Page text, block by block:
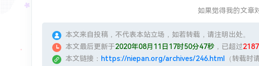
如果觉得我的文章
本文来自投稿，不代表本站立场，如若转载，请注明出处。
本文最后更新于2020年08月11日17时50分47秒 ，已超过2187
本文链接： https://niepan.org/archives/246.html
（转载时